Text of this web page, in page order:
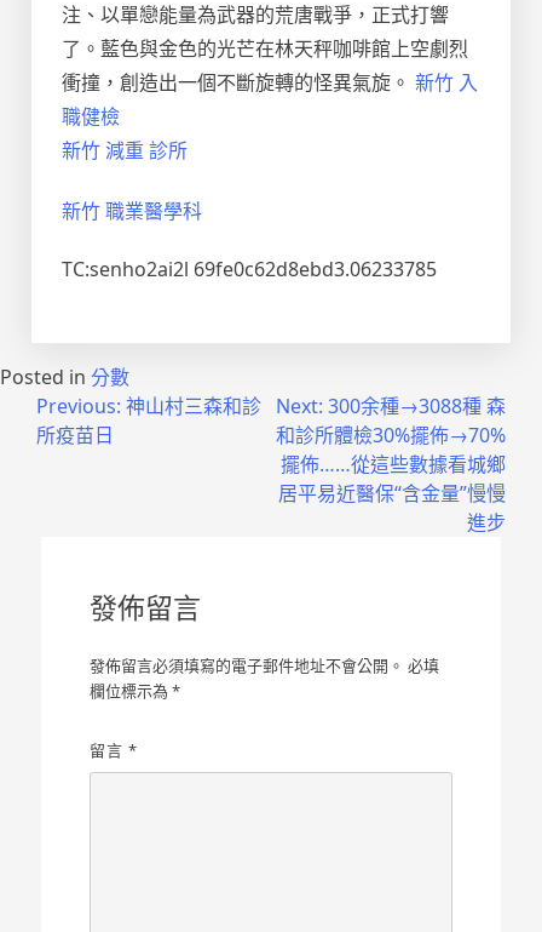
注、以單戀能量為武器的荒唐戰爭，正式打響
了。藍色與金色的光芒在林天秤咖啡館上空劇烈
衝撞，創造出一個不斷旋轉的怪異氣旋。 新竹 入
職健檢
新竹 減重 診所
新竹 職業醫學科
TC:senho2ai2l 69fe0c62d8ebd3.06233785
Posted in 分數
Previous: 神山村三森和診
所疫苗日
Next: 300余種→3088種 森
和診所體檢30%擺佈→70%
擺佈……從這些數據看城鄉
居平易近醫保“含金量”慢慢
進步
發佈留言
發佈留言必須填寫的電子郵件地址不會公開。 必填
欄位標示為*
留言*